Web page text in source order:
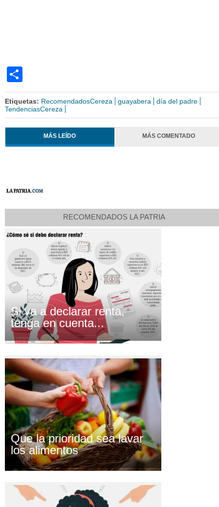
Etiquetas: RecomendadosCereza guayabera
día del padre
TendenciasCereza
MÁS LEÍDO MÁS COMENTADO
RECOMENDADOS LA PATRIA
Si va a declarar renta,
tenga en cuenta...
Que la prioridad sea lavar
los alimentos